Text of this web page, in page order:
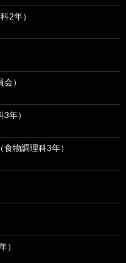
2年）
）
年）
物調理科3年）
）